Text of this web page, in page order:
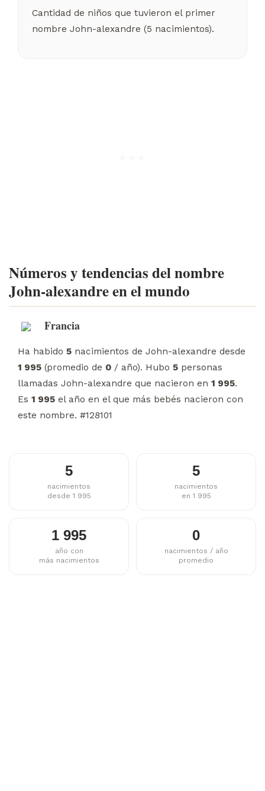
Cantidad de niños que tuvieron el primer
nombre John-alexandre (5 nacimientos).
Números y tendencias del nombre
John-alexandre en el mundo
Francia
Ha habido 5 nacimientos de John-alexandre desde
1 995 (promedio de 0 / año). Hubo 5 personas
llamadas John-alexandre que nacieron en 1 995.
Es 1 995 el año en el que más bebés nacieron con
este nombre. #128101
5
nacimientos
desde 1 995
5
nacimientos
en 1 995
1 995
año con
más nacimientos
0
nacimientos / año
promedio